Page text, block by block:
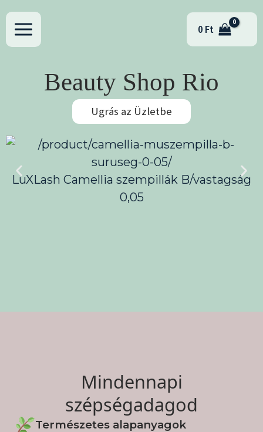
content
0 Ft
LuXLash Camellia szempillák B/vastagság
0,05
Beauty Shop Rio
Ugrás az Üzletbe
Mindennapi
szépségadagod
Természetes alapanyagok